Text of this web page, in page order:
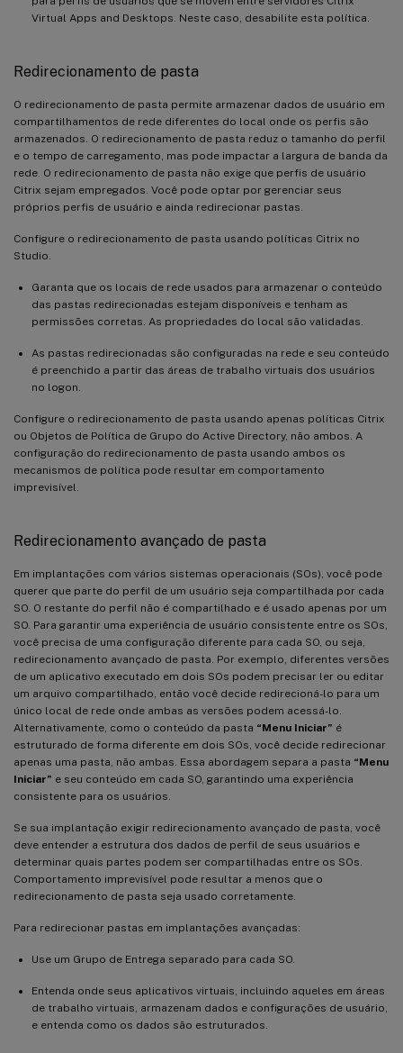
Virtual Apps and Desktops. Neste caso, desabilite esta política.
Redirecionamento de pasta
O redirecionamento de pasta permite armazenar dados de usuário em
compartilhamentos de rede diferentes do local onde os perfis são
armazenados. O redirecionamento de pasta reduz o tamanho do perfil
e o tempo de carregamento, mas pode impactar a largura de banda da
rede. O redirecionamento de pasta não exige que perfis de usuário
Citrix sejam empregados. Você pode optar por gerenciar seus
próprios perfis de usuário e ainda redirecionar pastas.
Configure o redirecionamento de pasta usando políticas Citrix no
Studio.
Garanta que os locais de rede usados para armazenar o conteúdo
das pastas redirecionadas estejam disponíveis e tenham as
permissões corretas. As propriedades do local são validadas.
As pastas redirecionadas são configuradas na rede e seu conteúdo
é preenchido a partir das áreas de trabalho virtuais dos usuários
no logon.
Configure o redirecionamento de pasta usando apenas políticas Citrix
ou Objetos de Política de Grupo do Active Directory, não ambos. A
configuração do redirecionamento de pasta usando ambos os
mecanismos de política pode resultar em comportamento
imprevisível.
Redirecionamento avançado de pasta
Em implantações com vários sistemas operacionais (SOs), você pode
querer que parte do perfil de um usuário seja compartilhada por cada
SO. O restante do perfil não é compartilhado e é usado apenas por um
SO. Para garantir uma experiência de usuário consistente entre os SOs,
você precisa de uma configuração diferente para cada SO, ou seja,
redirecionamento avançado de pasta. Por exemplo, diferentes versões
de um aplicativo executado em dois SOs podem precisar ler ou editar
um arquivo compartilhado, então você decide redirecioná-lo para um
único local de rede onde ambas as versões podem acessá-lo.
Alternativamente, como o conteúdo da pasta “Menu Iniciar” é
estruturado de forma diferente em dois SOs, você decide redirecionar
apenas uma pasta, não ambas. Essa abordagem separa a pasta “Menu
Iniciar” e seu conteúdo em cada SO, garantindo uma experiência
consistente para os usuários.
Se sua implantação exigir redirecionamento avançado de pasta, você
deve entender a estrutura dos dados de perfil de seus usuários e
determinar quais partes podem ser compartilhadas entre os SOs.
Comportamento imprevisível pode resultar a menos que o
redirecionamento de pasta seja usado corretamente.
Para redirecionar pastas em implantações avançadas:
Use um Grupo de Entrega separado para cada SO.
Entenda onde seus aplicativos virtuais, incluindo aqueles em áreas
de trabalho virtuais, armazenam dados e configurações de usuário,
e entenda como os dados são estruturados.